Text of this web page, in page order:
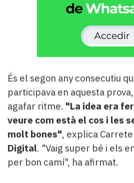
És el segon any consecutiu
participava en aquesta
agafar ritme. "La idea era
veure com està el cos i les
molt bones", explica
Digital. "Vaig super bé i els
per bon camí", ha afirmat.